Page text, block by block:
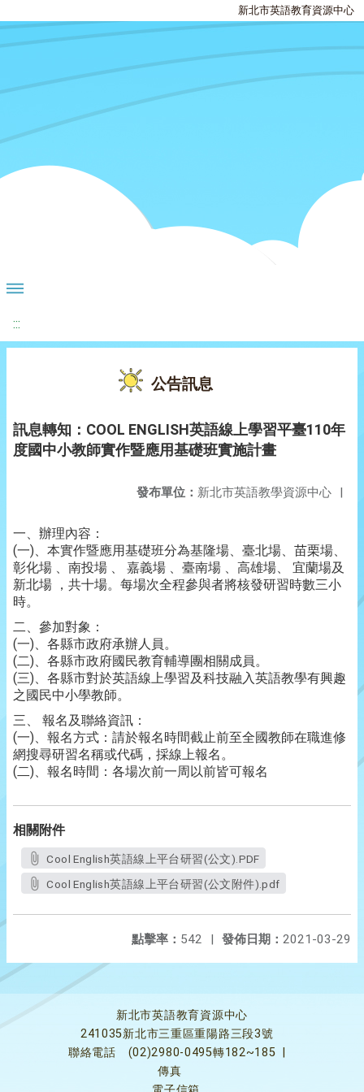
新北市英語教育資源中心
:::
公告訊息
訊息轉知：COOL ENGLISH英語線上學習平臺110年
度國中小教師實作暨應用基礎班實施計畫
發布單位： 新北市英語教學資源中心 |
一、辦理內容：
(一)、本實作暨應用基礎班分為基隆場、臺北場、苗栗場、
彰化場 、南投場 、 嘉義場 、臺南場 、高雄場、 宜蘭場及
新北場 ，共十場。每場次全程參與者將核發研習時數三小
時。
二、參加對象：
(一)、各縣市政府承辦人員。
(二)、各縣市政府國民教育輔導團相關成員。
(三)、各縣市對於英語線上學習及科技融入英語教學有興趣
之國民中小學教師。
三、 報名及聯絡資訊：
(一)、報名方式：請於報名時間截止前至全國教師在職進修
網搜尋研習名稱或代碼，採線上報名。
(二)、報名時間：各場次前一周以前皆可報名
相關附件
Cool English英語線上平台研習(公文).PDF
Cool English英語線上平台研習(公文附件).pdf
發佈日期： 2021-03-29
點擊率： 542 |
新北市英語教育資源中心
241035新北市三重區重陽路三段3號
聯絡電話
(02)2980-0495轉182~185
傳真